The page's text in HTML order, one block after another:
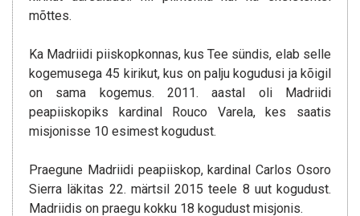
mõttes.
Ka Madriidi piiskopkonnas, kus Tee sündis, elab selle
kogemusega 45 kirikut, kus on palju kogudusi ja kõigil
on sama kogemus. 2011. aastal oli Madriidi
peapiiskopiks kardinal Rouco Varela, kes saatis
misjonisse 10 esimest kogudust.
Praegune Madriidi peapiiskop, kardinal Carlos Osoro
Sierra läkitas 22. märtsil 2015 teele 8 uut kogudust.
Madriidis on praegu kokku 18 kogudust misjonis.